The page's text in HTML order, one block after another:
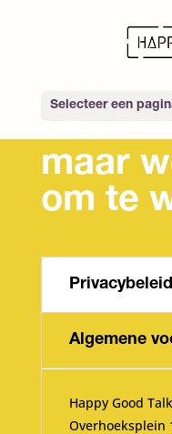
Selecteer een
maar
om te
Privacybeleid
Algemene
Happy Good
Overhoeksplein